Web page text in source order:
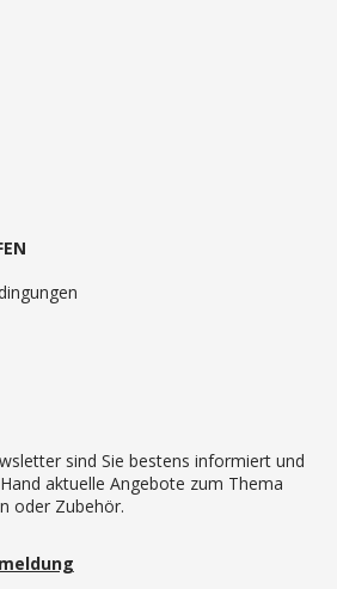
sind Sie bestens informiert und
aktuelle Angebote zum Thema
oder Zubehör.